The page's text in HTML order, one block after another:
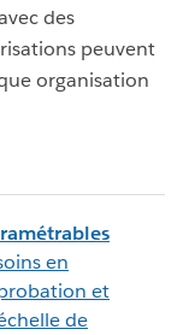
des
peuvent
organisation
en
et
de